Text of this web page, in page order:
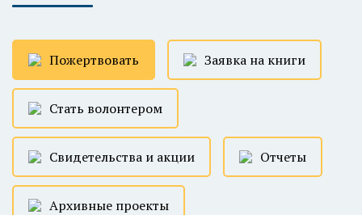
Пожертвовать Заявка на книги
Стать волонтером
Свидетельства и акции Отчеты
Архивные проекты